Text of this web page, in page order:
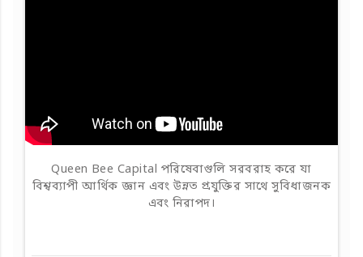
Queen Bee Capital পরিষেবাগুলি সরবরাহ করে যা
বিশ্বব্যাপী আর্থিক জ্ঞান এবং উন্নত প্রযুক্তির সাথে সুবিধাজনক
এবং নিরাপদ।